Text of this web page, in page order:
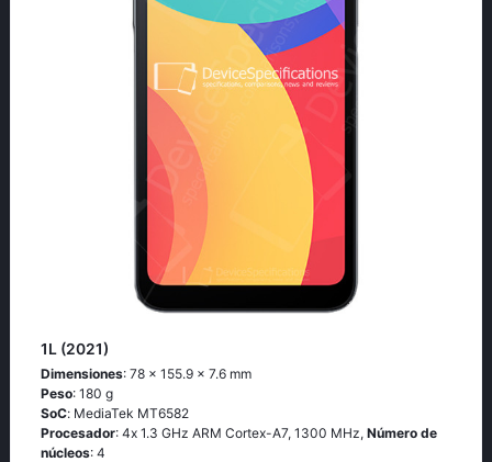
1L (2021)
Dimensiones: 78 x 155.9 x 7.6 mm
Peso: 180 g
SoC: МеdiаТеk МТ6582
Procesador: 4х 1.3 GНz АRМ Соrtех-А7, 1300 MHz, Número de
núcleos: 4